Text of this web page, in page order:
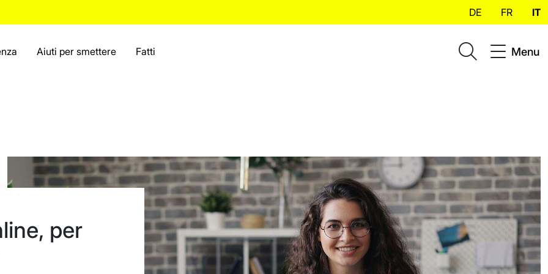
DE FR IT
Aiuti per smettere Fatti Menu
per